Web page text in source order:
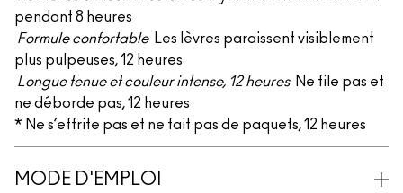
pendant 8 heures
Formule confortable Les lèvres paraissent visiblement
plus pulpeuses, 12 heures
Longue tenue et couleur intense, 12 heures Ne file pas et
ne déborde pas, 12 heures
* Ne s’effrite pas et ne fait pas de paquets, 12 heures
MODE D'EMPLOI